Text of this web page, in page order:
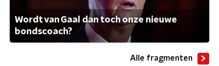
Wordt van Gaal dan toch onze nieuwe
bondscoach?
Alle fragmenten